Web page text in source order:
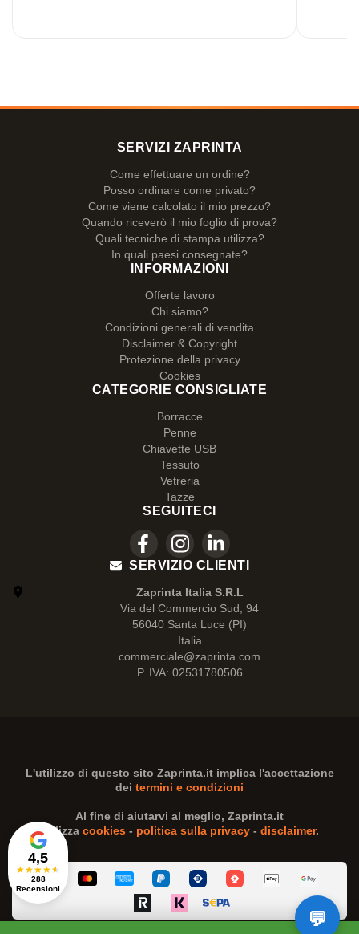
4,5
★★★★★
288
Recensioni
SERVIZI ZAPRINTA
Come effettuare un ordine?
Posso ordinare come privato?
Come viene calcolato il mio prezzo?
Quando riceverò il mio foglio di prova?
Quali tecniche di stampa utilizza?
In quali paesi consegnate?
INFORMAZIONI
Offerte lavoro
Chi siamo?
Condizioni generali di vendita
Disclaimer & Copyright
Protezione della privacy
Cookies
CATEGORIE CONSIGLIATE
Borracce
Penne
Chiavette USB
Tessuto
Vetreria
Tazze
SEGUITECI
SERVIZIO CLIENTI
Zaprinta Italia S.R.L
Via del Commercio Sud, 94
56040 Santa Luce (PI)
Italia
commerciale@zaprinta.com
P. IVA: 02531780506
L'utilizzo di questo sito Zaprinta.itimplica l'accettazione
dei termini e condizioni
Al fine di aiutarvi al meglio, Zaprinta.it
utilizza cookies- politica sulla privacy- disclaimer.